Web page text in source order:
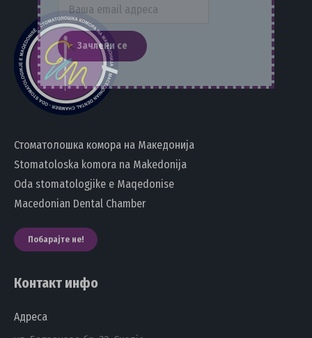
Стоматолошка комора на Македонија
Stomatoloska komora na Makedonija
Oda stomatologjike e Maqedonise
Macedonian Dental Chamber
Побарајте не!
Контакт инфо
Адреса